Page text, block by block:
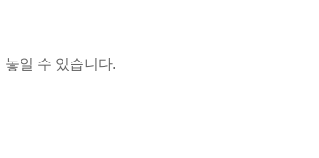
일 수 있습니다.